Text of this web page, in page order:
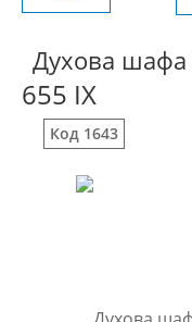
Духова шафа
655 IX
Код 1643